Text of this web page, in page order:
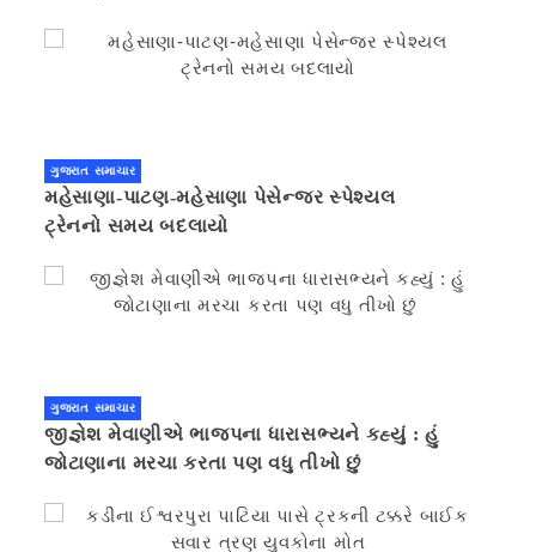
ગુજરાત સમાચાર
મહેસાણા-પાટણ-મહેસાણા પેસેન્જર સ્પેશ્યલ
ટ્રેનનો સમય બદલાયો
ગુજરાત સમાચાર
જીજ્ઞેશ મેવાણીએ ભાજપના ધારાસભ્યને કહ્યું : હું
જોટાણાના મરચા કરતા પણ વધુ તીખો છું